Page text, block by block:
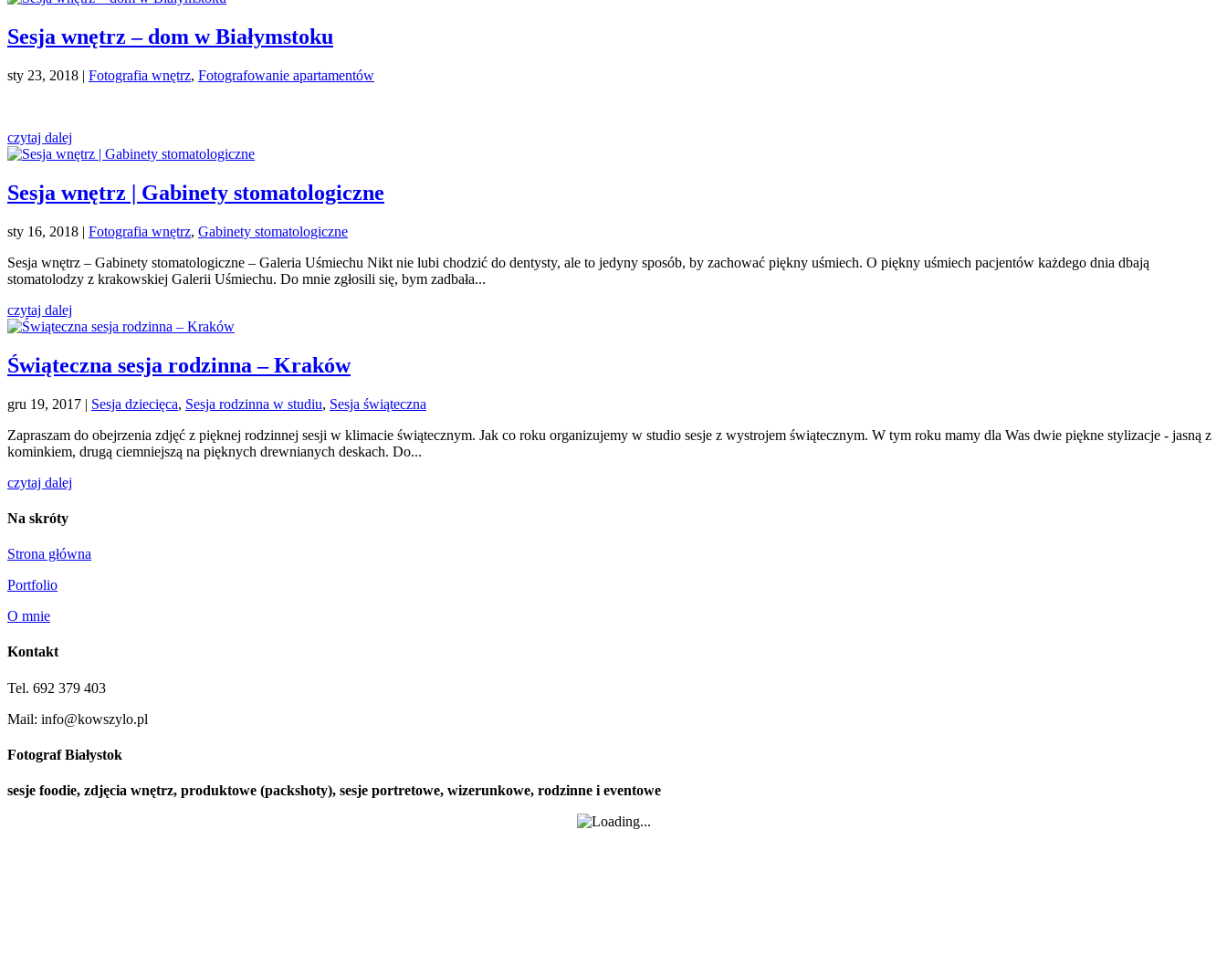
Sesja wnętrz – dom w Białymstoku
sty 23, 2018 | Fotografia wnętrz, Fotografowanie apartamentów
czytaj dalej
Sesja wnętrz | Gabinety stomatologiczne
sty 16, 2018 | Fotografia wnętrz, Gabinety stomatologiczne
Sesja wnętrz – Gabinety stomatologiczne – Galeria Uśmiechu Nikt nie lubi chodzić do dentysty, ale to jedyny sposób, by zachować piękny uśmiech. O piękny uśmiech pacjentów każdego dnia dbają
stomatolodzy z krakowskiej Galerii Uśmiechu. Do mnie zgłosili się, bym zadbała...
czytaj dalej
Świąteczna sesja rodzinna – Kraków
gru 19, 2017 | Sesja dziecięca, Sesja rodzinna w studiu, Sesja świąteczna
Zapraszam do obejrzenia zdjęć z pięknej rodzinnej sesji w klimacie świątecznym. Jak co roku organizujemy w studio sesje z wystrojem świątecznym. W tym roku mamy dla Was dwie piękne stylizacje - jasną z
kominkiem, drugą ciemniejszą na pięknych drewnianych deskach. Do...
czytaj dalej
Na skróty
Strona główna
Portfolio
O mnie
Kontakt
Tel. 692 379 403
Mail: info@kowszylo.pl
Fotograf Białystok
sesje foodie, zdjęcia wnętrz, produktowe (packshoty), sesje portretowe, wizerunkowe, rodzinne i eventowe